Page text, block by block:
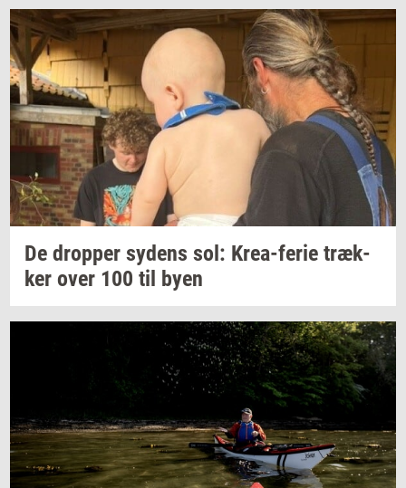
De drop­per sy­dens sol: Krea-​ferie træk­
ker over 100 til byen